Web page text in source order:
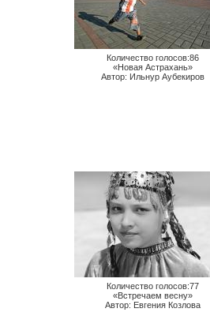
Количество голосов:86
«Новая Астрахань»
Автор: Ильнур Аубекиров
Количество голосов:77
«Встречаем весну»
Автор: Евгения Козлова